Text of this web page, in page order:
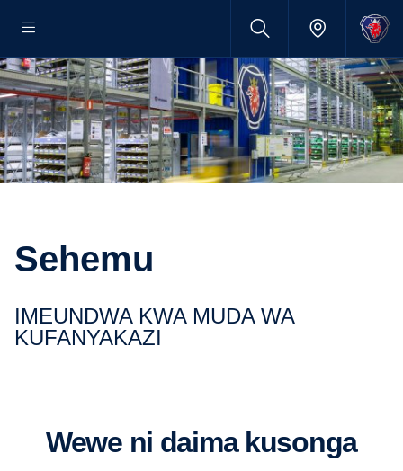
Sehemu
IMEUNDWA KWA MUDA WA
KUFANYAKAZI
Wewe ni daima kusonga